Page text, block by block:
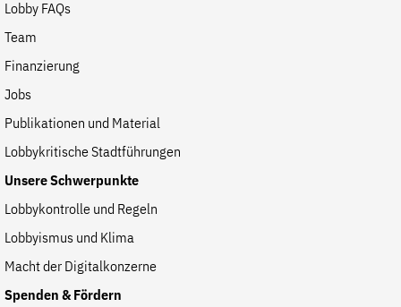
Lobby FAQs
Team
Finanzierung
Jobs
Publikationen und Material
Lobbykritische Stadtführungen
Unsere Schwerpunkte
Lobbykontrolle und Regeln
Lobbyismus und Klima
Macht der Digitalkonzerne
Spenden & Fördern